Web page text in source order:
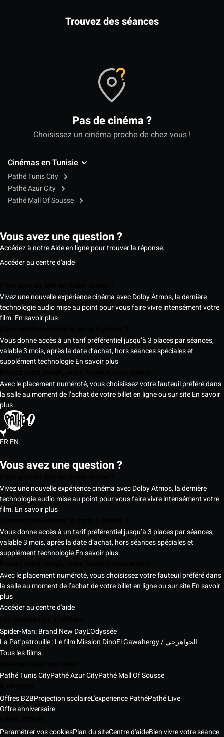
Trouvez des séances
Pas de cinéma ?
Choisissez un cinéma proche de chez vous !
Cinémas en Tunisie
Pathé Tunis City
Pathé Azur City
Pathé Mall Of Sousse
Vous avez une question ?
Accédez à notre Aide en ligne pour trouver la réponse.
Accéder au centre d'aide
Vivez une nouvelle expérience cinéma avec Dolby Atmos, la dernière
technologie audio mise au point pour vous faire vivre intensément votre
film. En savoir plus
Vous donne accès à un tarif préférentiel jusqu’à 3 places par séances,
valable 3 mois, après la date d’achat, hors séances spéciales et
supplément technologieEn savoir plus
Avec le placement numéroté, vous choisissez votre fauteuil préféré dans
la salle au moment de l’achat de votre billet en ligne ou sur siteEn savoir
plus
FREN
Vous avez une question ?
Vivez une nouvelle expérience cinéma avec Dolby Atmos, la dernière
technologie audio mise au point pour vous faire vivre intensément votre
film. En savoir plus
Vous donne accès à un tarif préférentiel jusqu’à 3 places par séances,
valable 3 mois, après la date d’achat, hors séances spéciales et
supplément technologieEn savoir plus
Avec le placement numéroté, vous choisissez votre fauteuil préféré dans
la salle au moment de l’achat de votre billet en ligne ou sur siteEn savoir
plus
Accéder au centre d'aide
Spider-Man: Brand New DayL'Odyssée
La Pat'patrouille : Le film Mission Dino
El Gawahergy / الجواهرجي
Tous les films
Pathé Tunis CityPathé Azur CityPathé Mall Of Sousse
Offres B2BProjection scolaireL'experience PathéPathé Live
Offre anniversaire
Paramétrer vos cookiesPlan du siteCentre d'aideBien vivre votre séance